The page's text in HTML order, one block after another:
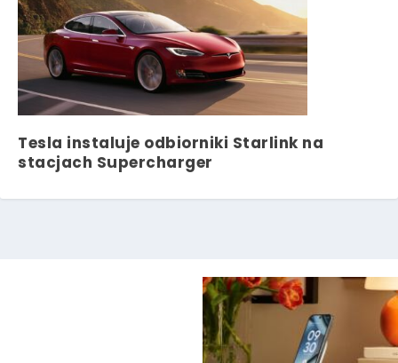
Tesla instaluje odbiorniki Starlink na
stacjach Supercharger